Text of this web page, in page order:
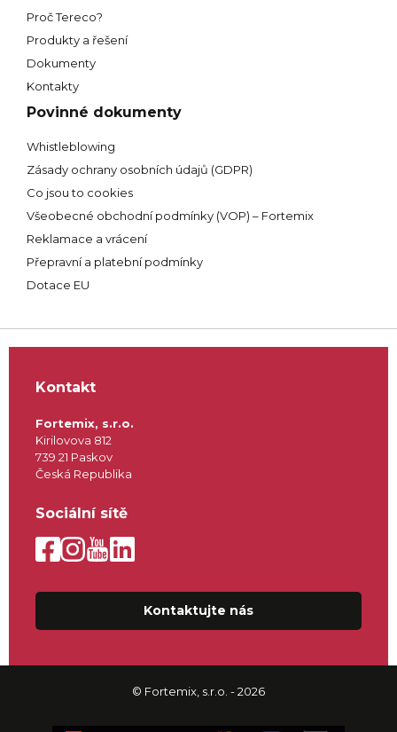
Proč Tereco?
Produkty a řešení
Dokumenty
Kontakty
Povinné dokumenty
Whistleblowing
Zásady ochrany osobních údajů (GDPR)
Co jsou to cookies
Všeobecné obchodní podmínky (VOP) – Fortemix
Reklamace a vrácení
Přepravní a platební podmínky
Dotace EU
© Fortemix, s.r.o. - 2026
Kontakt
Fortemix, s.r.o.
Kirilovova 812
739 21 Paskov
Česká Republika
Sociální sítě
Kontaktujte nás